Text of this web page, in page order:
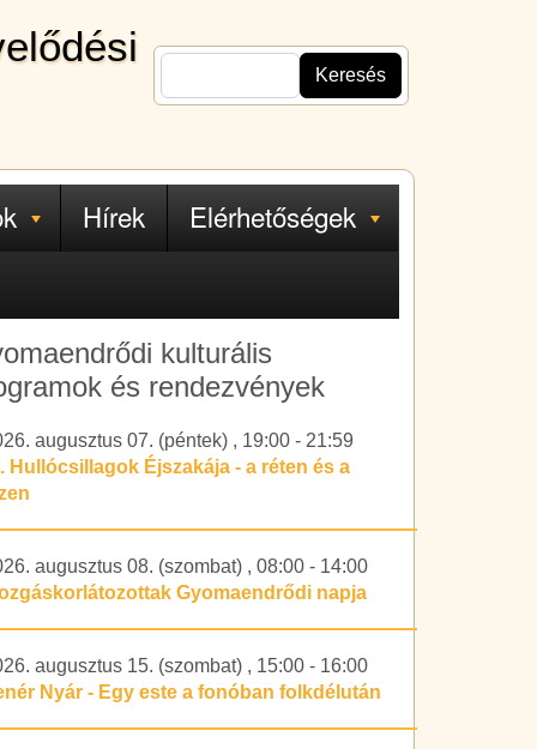
Hírek
Elérhetőségek
kulturális
és rendezvények
augusztus 07. (péntek) , 19:00 - 21:59
Hullócsillagok Éjszakája - a réten és a
augusztus 08. (szombat) ,08:00 - 14:00
Gyomaendrődi napja
augusztus 15. (szombat) , 15:00 - 16:00
Nyár - Egy este a fonóban folkdélután